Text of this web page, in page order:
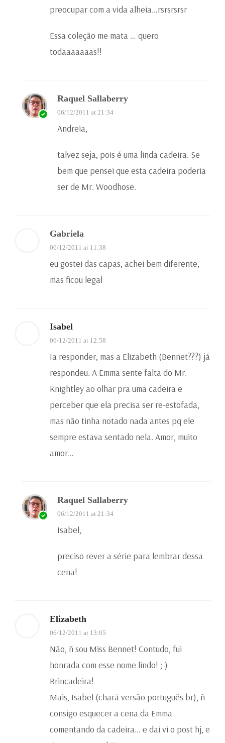
preocupar com a vida alheia…rsrsrsrsr
Essa coleção me mata … quero
todaaaaaaas!!
Raquel Sallaberry
06/12/2011 at 21:34
Andreia,
talvez seja, pois é uma linda cadeira. Se
bem que pensei que esta cadeira poderia
ser de Mr. Woodhose.
Gabriela
06/12/2011 at 11:38
eu gostei das capas, achei bem diferente,
mas ficou legal
Isabel
06/12/2011 at 12:58
Ia responder, mas a Elizabeth (Bennet???) já
respondeu. A Emma sente falta do Mr.
Knightley ao olhar pra uma cadeira e
perceber que ela precisa ser re-estofada,
mas não tinha notado nada antes pq ele
sempre estava sentado nela. Amor, muito
amor…
Raquel Sallaberry
06/12/2011 at 21:34
Isabel,
preciso rever a série para lembrar dessa
cena!
Elizabeth
06/12/2011 at 13:05
Não, ñ sou Miss Bennet! Contudo, fui
honrada com esse nome lindo! ; )
Brincadeira!
Mais, Isabel (chará versão português br), ñ
consigo esquecer a cena da Emma
comentando da cadeira… e dai vi o post hj, e